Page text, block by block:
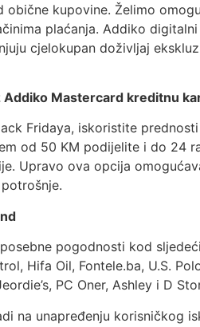
obične kupovine. Želimo
plaćanja. Addiko
cjelokupan doživljaj
Mastercard kreditnu
Fridaya, iskoristite
od 50 KM podijelite i do 24
Upravo ova opcija
pogodnosti kod
Hifa Oil, Fontele.ba, U.S.
PC Oner, Ashley i D
na unapređenju korisničkog